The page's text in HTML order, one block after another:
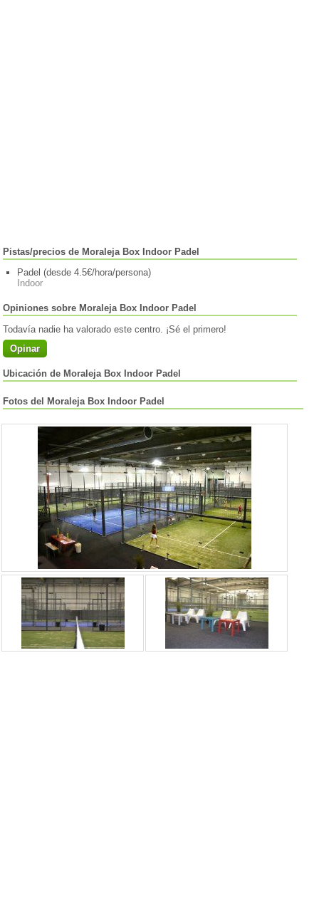
Pistas/precios de Moraleja Box Indoor Padel
Padel (desde 4.5€/hora/persona)
Indoor
Opiniones sobre Moraleja Box Indoor Padel
Todavía nadie ha valorado este centro. ¡Sé el primero!
Opinar
Ubicación de Moraleja Box Indoor Padel
Fotos del Moraleja Box Indoor Padel